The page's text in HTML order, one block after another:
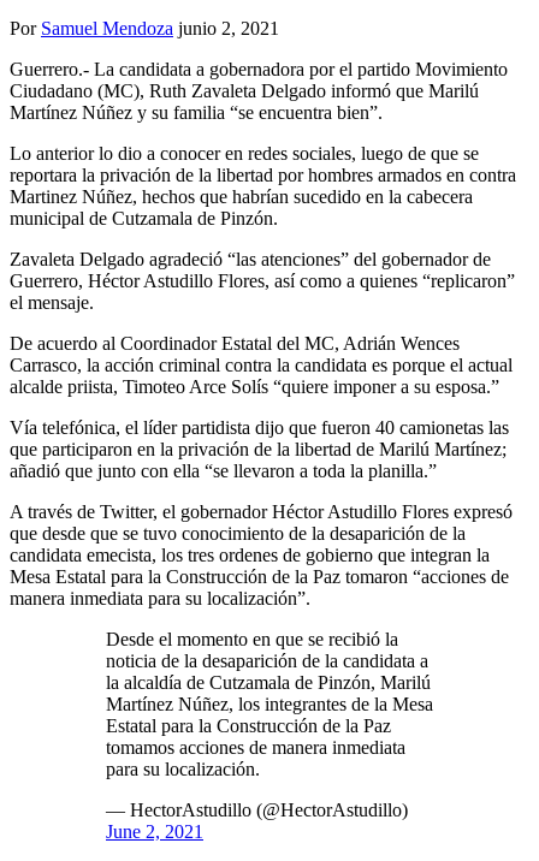
Por Samuel Mendoza junio 2, 2021
Guerrero.- La candidata a gobernadora por el partido Movimiento
Ciudadano (MC), Ruth Zavaleta Delgado informó que Marilú
Martínez Núñez y su familia “se encuentra bien”.
Lo anterior lo dio a conocer en redes sociales, luego de que se
reportara la privación de la libertad por hombres armados en contra
Martinez Núñez, hechos que habrían sucedido en la cabecera
municipal de Cutzamala de Pinzón.
Zavaleta Delgado agradeció “las atenciones” del gobernador de
Guerrero, Héctor Astudillo Flores, así como a quienes “replicaron”
el mensaje.
De acuerdo al Coordinador Estatal del MC, Adrián Wences
Carrasco, la acción criminal contra la candidata es porque el actual
alcalde priista, Timoteo Arce Solís “quiere imponer a su esposa.”
Vía telefónica, el líder partidista dijo que fueron 40 camionetas las
que participaron en la privación de la libertad de Marilú Martínez;
añadió que junto con ella “se llevaron a toda la planilla.”
A través de Twitter, el gobernador Héctor Astudillo Flores expresó
que desde que se tuvo conocimiento de la desaparición de la
candidata emecista, los tres ordenes de gobierno que integran la
Mesa Estatal para la Construcción de la Paz tomaron “acciones de
manera inmediata para su localización”.
Desde el momento en que se recibió la
noticia de la desaparición de la candidata a
la alcaldía de Cutzamala de Pinzón, Marilú
Martínez Núñez, los integrantes de la Mesa
Estatal para la Construcción de la Paz
tomamos acciones de manera inmediata
para su localización.
— HectorAstudillo (@HectorAstudillo)
June 2, 2021